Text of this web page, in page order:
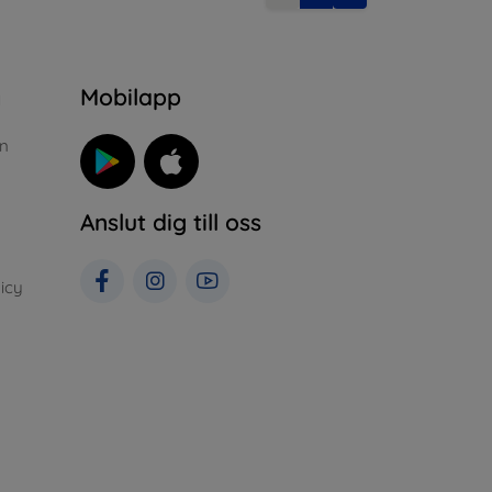
Mobilapp
Anslut dig till oss